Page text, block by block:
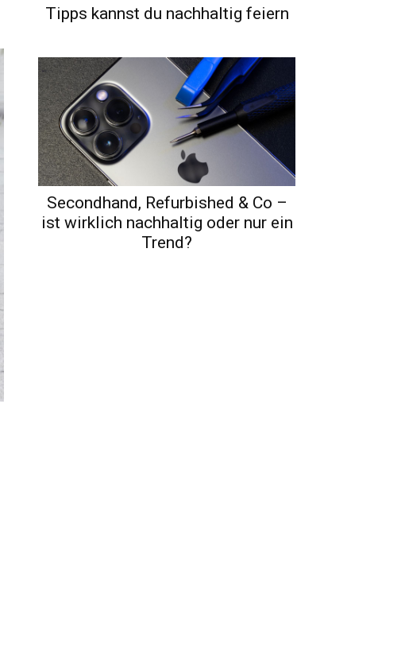
Tipps kannst du nachhaltig feiern
Secondhand, Refurbished & Co –
ist wirklich nachhaltig oder nur ein
Trend?